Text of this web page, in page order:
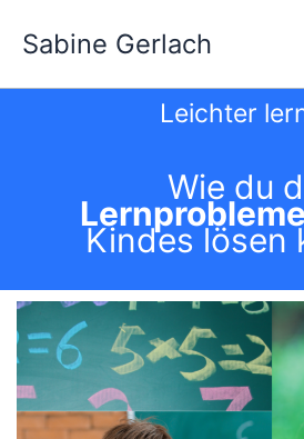
InhaltSabine Gerlach
Leichter
Wie du
Lernprobleme
Kindes lösen